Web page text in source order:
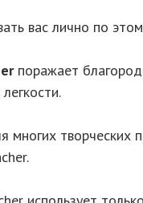
вас лично по
поражает
многих творческих